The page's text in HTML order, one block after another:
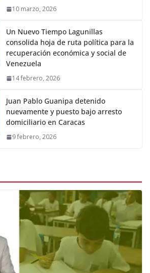
10 marzo, 2026
Un Nuevo Tiempo Lagunillas
consolida hoja de ruta política para la
recuperación económica y social de
Venezuela
14 febrero, 2026
Juan Pablo Guanipa detenido
nuevamente y puesto bajo arresto
domiciliario en Caracas
9 febrero, 2026